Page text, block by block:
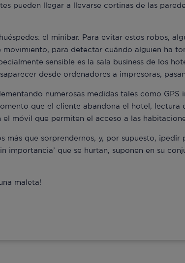
pueden llegar a llevarse cortinas de las
el minibar. Para evitar estos robos,
movimiento, para detectar cuándo alguien ha
sensible es la sala business de los
desde ordenadores a impresoras,
numerosas medidas tales como
que el cliente abandona el hotel, lectura
móvil que permiten el acceso a las
más que sorprendernos, y, por supuesto, ¡pedir
importancia’ que se hurtan, suponen en su
maleta!